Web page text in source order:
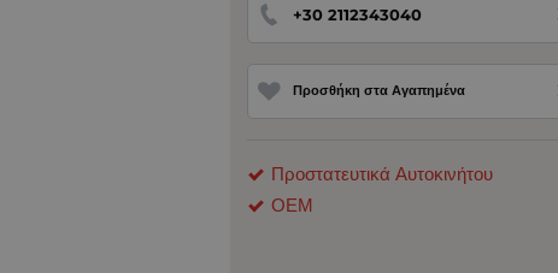
+30 2112343040
Προσθήκη στα Αγαπημένα
Προστατευτικά Αυτοκινήτου
ΟΕΜ